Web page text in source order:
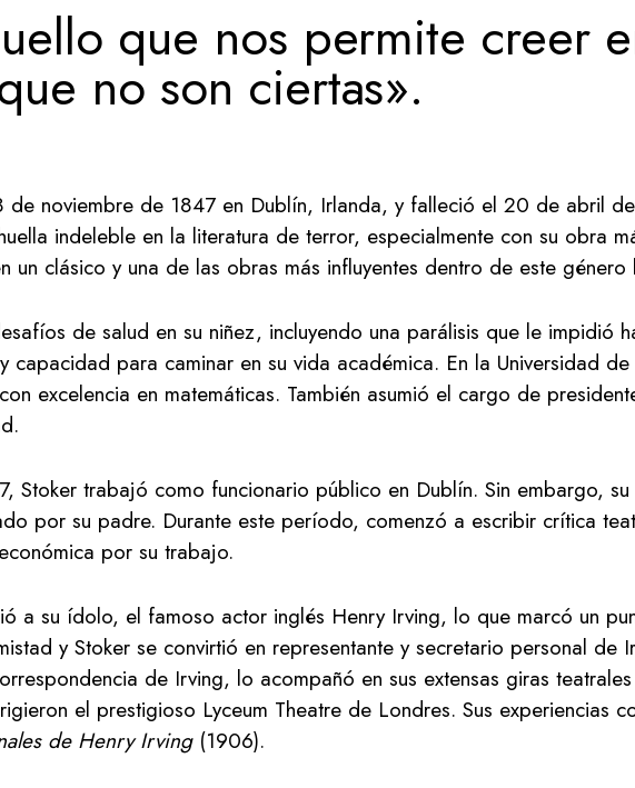
que nos permite creer
no son ciertas».
de noviembre de 1847 en Dublín, Irlanda, y falleció el 20 de abril
indeleble en la literatura de terror, especialmente con su obra
un clásico y una de las obras más influyentes dentro de este género
de salud en su niñez, incluyendo una parálisis que le impidió
capacidad para caminar en su vida académica. En la Universidad
excelencia en matemáticas. También asumió el cargo de
Stoker trabajó como funcionario público en Dublín. Sin embargo,
por su padre. Durante este período, comenzó a escribir crítica
por su trabajo.
a su ídolo, el famoso actor inglés Henry Irving, lo que marcó un
y Stoker se convirtió en representante y secretario personal de
de Irving, lo acompañó en sus extensas giras
el prestigioso Lyceum Theatre de Londres. Sus experiencias
de Henry Irving(1906).